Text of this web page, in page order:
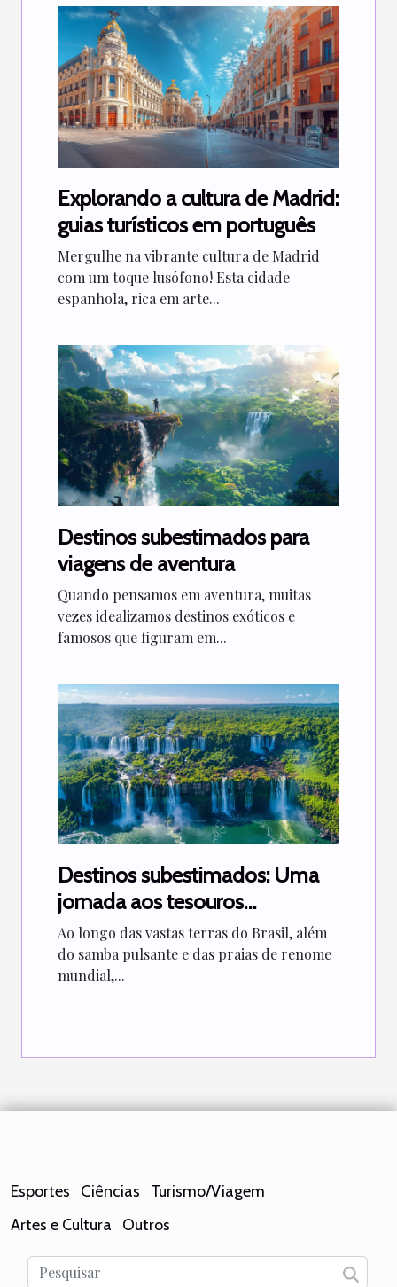
Explorando a cultura de Madrid:
guias turísticos em português
Mergulhe na vibrante cultura de Madrid
com um toque lusófono! Esta cidade
espanhola, rica em arte...
Destinos subestimados para
viagens de aventura
Quando pensamos em aventura, muitas
vezes idealizamos destinos exóticos e
famosos que figuram em...
Destinos subestimados: Uma
jornada aos tesouros
escondidos do Brasil
Ao longo das vastas terras do Brasil, além
do samba pulsante e das praias de renome
mundial,...
Esportes Ciências
Turismo/Viagem
Artes e Cultura
Outros